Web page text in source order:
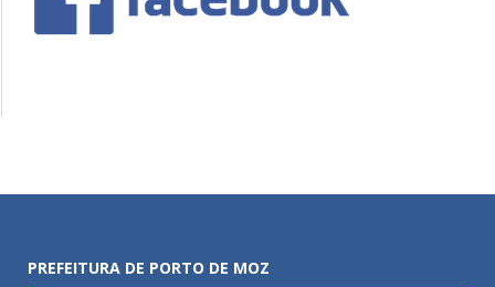
PREFEITURA DE PORTO DE MOZ